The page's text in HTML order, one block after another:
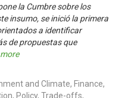
la Cumbre sobre los
insumo, se inició la primera
a identificar
de propuestas que
and Climate, Finance,
Policy, Trade-offs,